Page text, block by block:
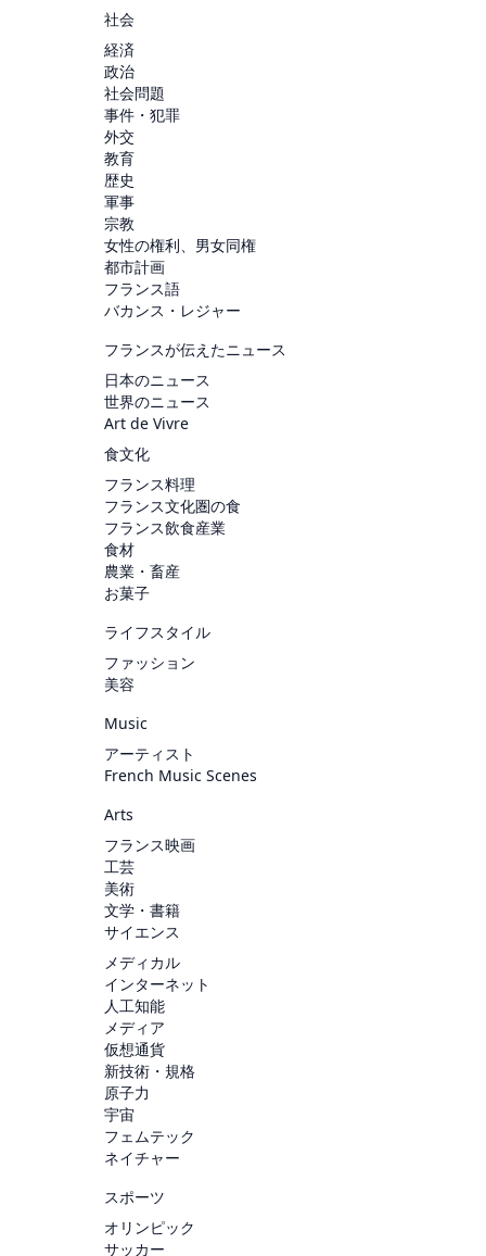
社会
経済
政治
社会問題
事件・犯罪
外交
教育
歴史
軍事
宗教
女性の権利、男女同権
都市計画
フランス語
バカンス・レジャー
フランスが伝えたニュース
日本のニュース
世界のニュース
Art de Vivre
食文化
フランス料理
フランス文化圏の食
フランス飲食産業
食材
農業・畜産
お菓子
ライフスタイル
ファッション
美容
Music
アーティスト
French Music Scenes
Arts
フランス映画
工芸
美術
文学・書籍
サイエンス
メディカル
インターネット
人工知能
メディア
仮想通貨
新技術・規格
原子力
宇宙
フェムテック
ネイチャー
スポーツ
オリンピック
サッカー